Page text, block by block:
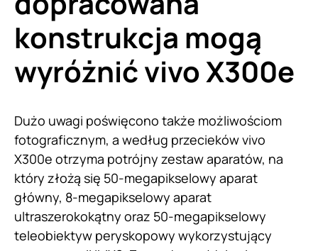
konstrukcja mogą
wyróżnić vivo X300e
Dużo uwagi poświęcono także możliwościom
fotograficznym, a według przecieków vivo
X300e otrzyma potrójny zestaw aparatów, na
który złożą się 50-megapikselowy aparat
główny, 8-megapikselowy aparat
ultraszerokokątny oraz 50-megapikselowy
teleobiektyw peryskopowy wykorzystujący